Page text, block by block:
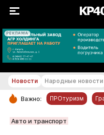
РЕКЛАМА
РУБРИКИ
Новости Народные новости
Важно: ПРОтуризм
Авто и транспорт